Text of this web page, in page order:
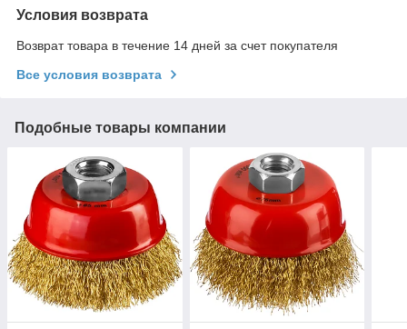
Условия возврата
Возврат товара в течение 14 дней за счет покупателя
Все условия возврата
Подобные товары компании